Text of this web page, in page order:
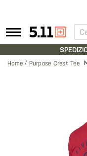
Tactical
Gear
Home Purpose Crest Tee